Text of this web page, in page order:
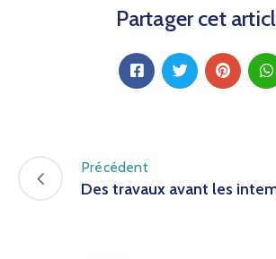
Partager cet
Précédent
Des travaux avant les